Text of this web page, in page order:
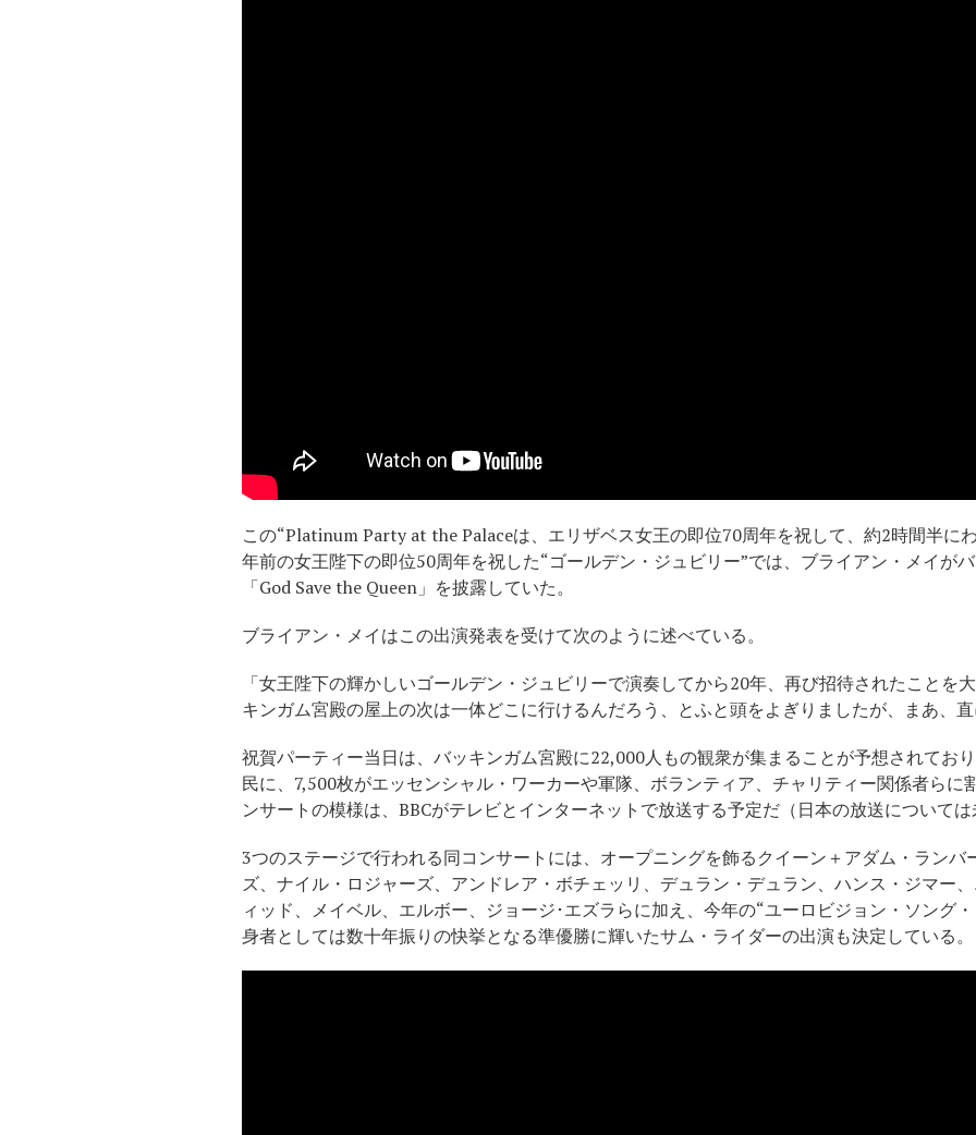
この“Platinum Party at the Palaceは、エリザベス女王の即位70周年を祝して、約2時間半に
年前の女王陛下の即位50周年を祝した“ゴールデン・ジュビリー”では、ブライアン・メイが
「God Save the Queen」を披露していた。
ブライアン・メイはこの出演発表を受けて次のように述べている。
「女王陛下の輝かしいゴールデン・ジュビリーで演奏してから20年、再び招待されたことを
キンガム宮殿の屋上の次は一体どこに行けるんだろう、とふと頭をよぎりましたが、まあ、直
祝賀パーティー当日は、バッキンガム宮殿に22,000人もの観衆が集まることが予想されてお
民に、7,500枚がエッセンシャル・ワーカーや軍隊、ボランティア、チャリティー関係者らに
ンサートの模様は、BBCがテレビとインターネットで放送する予定だ（日本の放送については
3つのステージで行われる同コンサートには、オープニングを飾るクイーン＋アダム・ランバ
ズ、ナイル・ロジャーズ、アンドレア・ボチェッリ、デュラン・デュラン、ハンス・ジマー
ィッド、メイベル、エルボー、ジョージ･エズラらに加え、今年の“ユーロビジョン・ソング
身者としては数十年振りの快挙となる準優勝に輝いたサム・ライダーの出演も決定している。